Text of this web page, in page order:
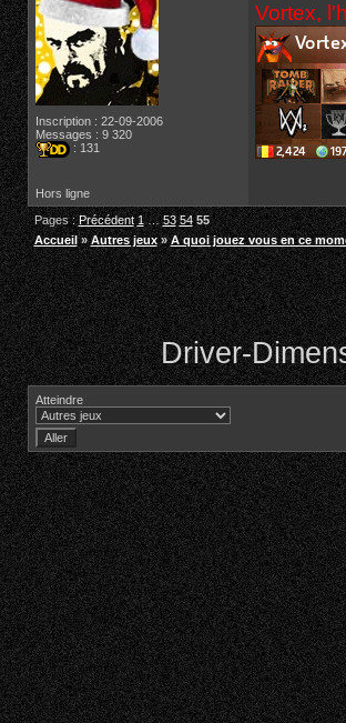
Inscription : 22-09-2006
Messages : 9 320
: 131
Vortex,
Hors ligne
Pages :Précédent 1 … 53 54 55
Accueil »Autres jeux »A quoi jouez vous en ce
Driver-
Atteindre